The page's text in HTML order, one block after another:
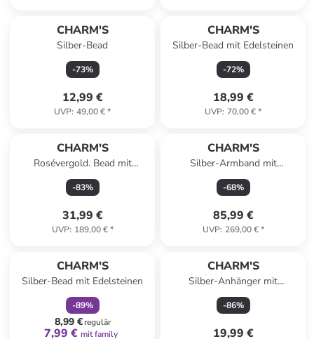
CHARM'S
Silber-Bead
-73%
12,99 €
UVP: 49,00 €*
CHARM'S
Silber-Bead mit Edelsteinen
-72%
18,99 €
UVP: 70,00 €*
CHARM'S
Rosévergold. Bead mit
Edelsteinen
-83%
31,99 €
UVP: 189,00 €*
CHARM'S
Silber-Armband mit
Edelsteinen
-68%
85,99 €
UVP: 269,00 €*
CHARM'S
Silber-Bead mit Edelsteinen
-89%
8,99 €regulär
7,99 € mit family
CHARM'S
Silber-Anhänger mit
Edelsteinen
-86%
19,99 €